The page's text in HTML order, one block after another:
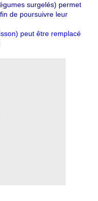
surgelés) permet
de poursuivre leur
peut être remplacé